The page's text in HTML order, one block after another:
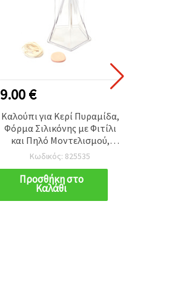
9.00 €
Καλούπι για Κερί Πυραμίδα,
Φόρμα Σιλικόνης με Φιτίλι
και Πηλό Μοντελισμού,
158x90 mm
Κωδικός: 825535
Προσθήκη στο
Καλάθι